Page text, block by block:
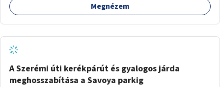
Megnézem
A Szerémi úti kerékpárút és gyalogos járda
meghosszabítása a Savoya parkig